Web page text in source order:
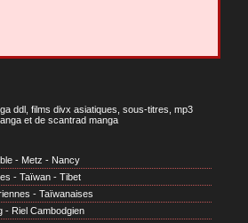
ddl, films divx asiatiques, sous-titres, mp3
et de scantrad manga
- Metz - Nancy
- Taïwan - Tibet
- Taïwanaises
- Riel Cambodgien